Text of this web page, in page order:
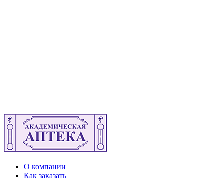
О компании
Как заказать